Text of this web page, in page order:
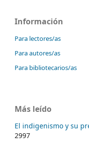
Información
Para lectores/as
Para autores/as
Para bibliotecarios/as
Más leído
El indigenismo y su
2997